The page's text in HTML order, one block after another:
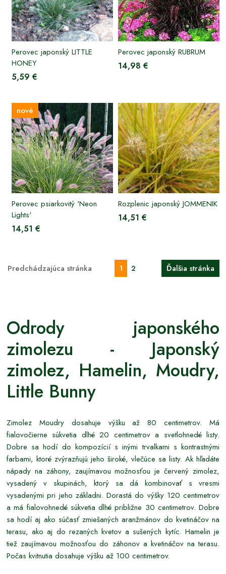
Perovec japonský LITTLE
HONEY
5,59 €
Perovec japonský RUBRUM
14,98 €
Perovec psiarkovitý 'Neon
Lights'
14,51 €
nové
Rozplenic japonský JOMMENIK
14,51 €
Predchádzajúca stránka 1 2 Ďalšia stránka
Odrody japonského
zimolezu - Japonský
zimolez, Hamelin, Moudry,
Little Bunny
Zimolez Moudry dosahuje výšku až 80 centimetrov. Má
fialovočierne súkvetia dlhé 20 centimetrov a svetlohnedé listy.
Dobre sa hodí do kompozícií s inými trvalkami s kontrastnými
farbami, ktoré zvýrazňujú jeho široké, vlečúce sa listy. Ak hľadáte
nápady na záhony, zaujímavou možnosťou je červený zimolez,
vysadený v skupinách, ktorý sa dá kombinovať s vresmi
vysadenými pri jeho základni. Dorastá do výšky 120 centimetrov
a má fialovohnedé súkvetia dlhé približne 30 centimetrov. Dobre
sa hodí aj ako súčasť zmiešaných aranžmánov do kvetináčov na
terasu, ako aj do rezaných kvetov a sušených kytíc. Hamelin je
tiež zaujímavou možnosťou do záhonov a kvetináčov na terasu.
Počas kvitnutia dosahuje výšku až 100 centimetrov.